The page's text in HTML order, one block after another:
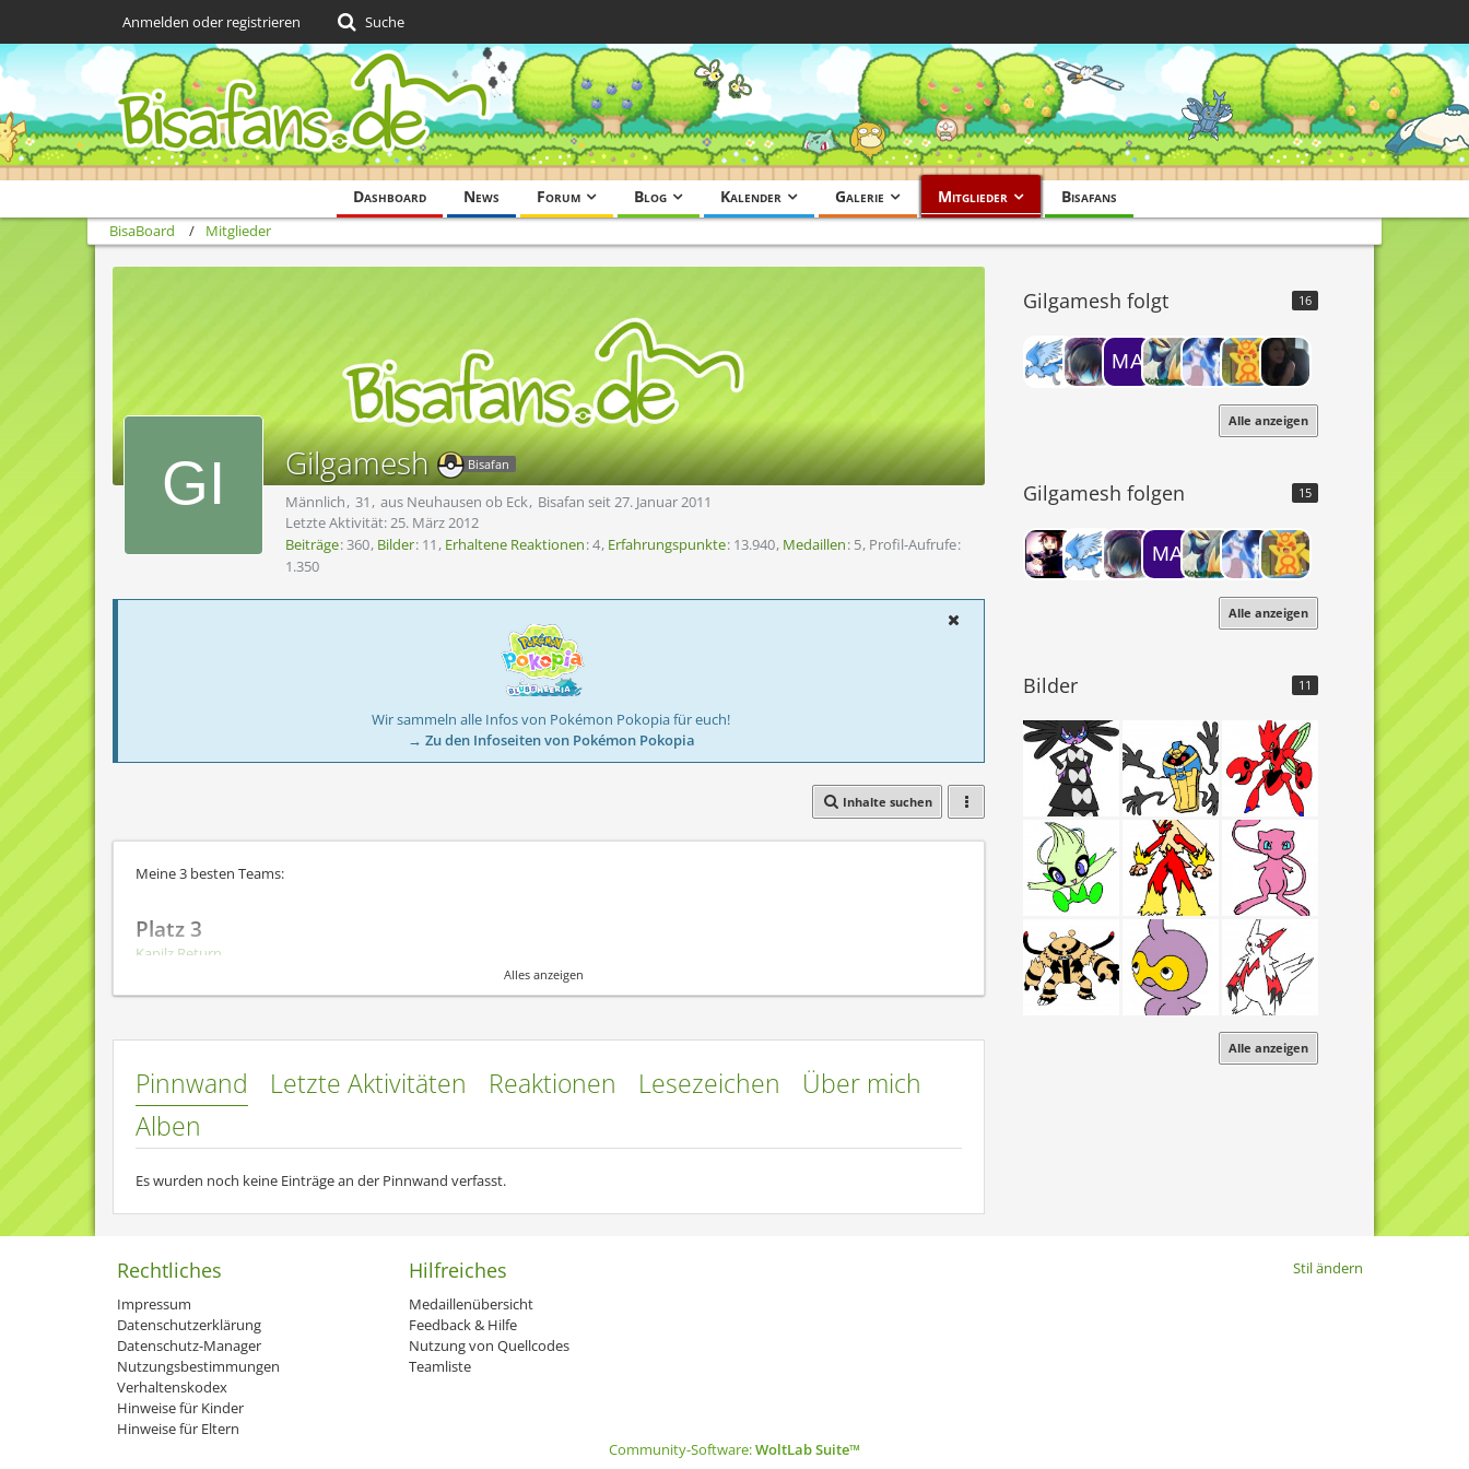
Dashboard News Forum Blog Kalender Galerie Mitglieder Bisafans
Anmelden oder registrieren Suche
BisaBoard Mitglieder
Gilgamesh Bisafan
Männlich 31 aus Neuhausen ob Eck Bisafan seit 27. Januar 2011
Letzte Aktivität:25. März 2012
Beiträge 360 Bilder 11 Erhaltene Reaktionen 4 Erfahrungspunkte 13.940 Medaillen 5 Profil-Aufrufe
1.350
Wir sammeln alle Infos von Pokémon Pokopia für euch!
→ Zu den Infoseiten von Pokémon Pokopia
Inhalte suchen
Meine 3 besten Teams:
Platz 3
Kapilz Return
Platz 2
SunnyDay Team um tangela
Platz 1
Bisher noch keins =/
Alles anzeigen
Pinnwand Letzte Aktivitäten Reaktionen Lesezeichen
Über mich
Alben
Es wurden noch keine Einträge an der Pinnwand verfasst.
Gilgamesh folgt 16
Alle anzeigen
Gilgamesh folgen 15
Alle anzeigen
Bilder 11
Alle anzeigen
Stil ändern
Rechtliches
Impressum
Datenschutzerklärung
Datenschutz-Manager
Nutzungsbestimmungen
Verhaltenskodex
Hinweise für Kinder
Hinweise für Eltern
Hilfreiches
Medaillenübersicht
Feedback & Hilfe
Nutzung von Quellcodes
Teamliste
Community-Software:WoltLab Suite™